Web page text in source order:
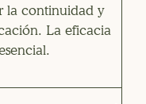
la continuidad y
La eficacia